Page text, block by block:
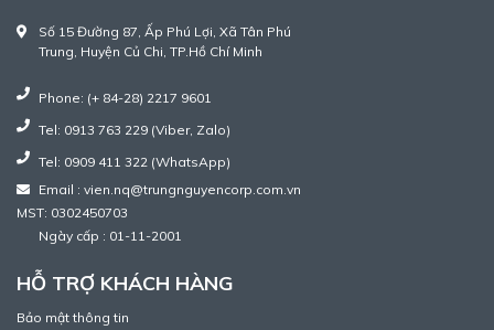
Số 15 Đường 87, Ấp Phú Lợi, Xã Tân Phú
Trung, Huyện Củ Chi, TP.Hồ Chí Minh
Phone: (+ 84-28) 2217 9601
Tel: 0913 763 229 (Viber, Zalo)
Tel: 0909 411 322 (WhatsApp)
Email : vien.nq@trungnguyencorp.com.vn
MST: 0302450703
Ngày cấp : 01-11-2001
HỖ TRỢ KHÁCH HÀNG
Bảo mật thông tin